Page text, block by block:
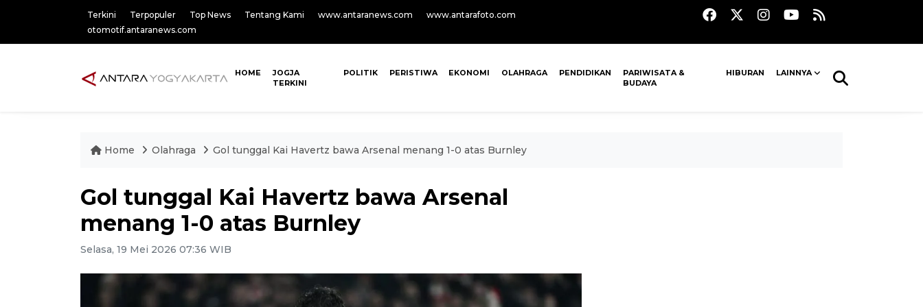
Terkini Terpopuler Top News Tentang Kami www.antaranews.com
www.antarafoto.com
otomotif.antaranews.com
HOME
JOGJA
TERKINI
POLITIK PERISTIWA EKONOMI OLAHRAGA PENDIDIKAN
PARIWISATA &
BUDAYA
HIBURAN LAINNYA
Home Olahraga Gol tunggal Kai Havertz bawa Arsenal menang 1-0 atas Burnley
Gol tunggal Kai Havertz bawa Arsenal
menang 1-0 atas Burnley
Selasa, 19 Mei 2026 07:36 WIB